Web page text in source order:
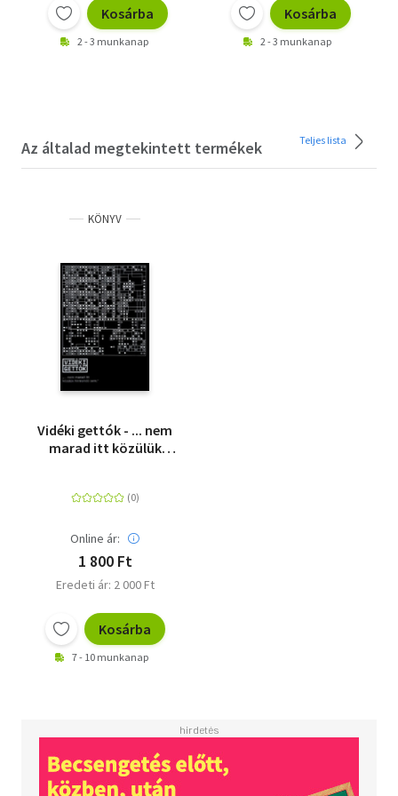
Kosárba
2 - 3 munkanap
Kosárba
2 - 3 munkanap
Az általad megtekintett termékek Teljes lista
KÖNYV
Vidéki gettók - ... nem
marad itt közülük
Online ár:
1 800 Ft
Eredeti ár: 2 000 Ft
Kosárba
7 - 10 munkanap